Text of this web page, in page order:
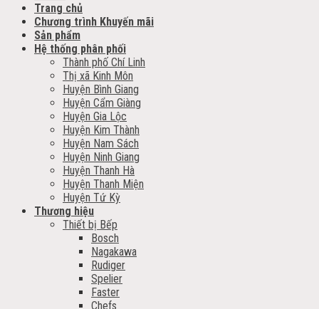
Trang chủ
Chương trình Khuyến mãi
Sản phẩm
Hệ thống phân phối
Thành phố Chí Linh
Thị xã Kinh Môn
Huyện Bình Giang
Huyện Cẩm Giàng
Huyện Gia Lộc
Huyện Kim Thành
Huyện Nam Sách
Huyện Ninh Giang
Huyện Thanh Hà
Huyện Thanh Miện
Huyện Tứ Kỳ
Thương hiệu
Thiết bị Bếp
Bosch
Nagakawa
Rudiger
Spelier
Faster
Chefs